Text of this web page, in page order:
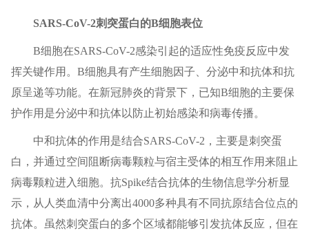
SARS-CoV-2刺突蛋白的B细胞表位
B细胞在SARS-CoV-2感染引起的适应性免疫反应中发
挥关键作用。B细胞具有产生细胞因子、分泌中和抗体和抗
原呈递等功能。在新冠肺炎的背景下，已知B细胞的主要保
护作用是分泌中和抗体以防止初始感染和病毒传播。
中和抗体的作用是结合SARS-CoV-2，主要是刺突蛋
白，并通过空间阻断病毒颗粒与宿主受体的相互作用来阻止
病毒颗粒进入细胞。抗Spike结合抗体的生物信息学分析显
示，从人类血清中分离出4000多种具有不同抗原结合位点的
抗体。虽然刺突蛋白的多个区域都能够引发抗体反应，但在